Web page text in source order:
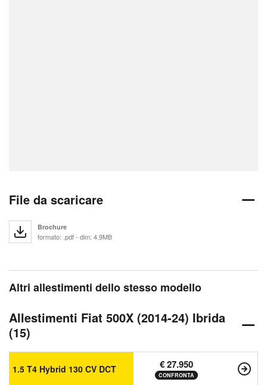
File da scaricare
Brochure
formato: .pdf - dim: 4.9MB
Altri allestimenti dello stesso modello
Allestimenti Fiat 500X (2014-24) Ibrida
(15)
1.5 T4 Hybrid 130 CV DCT € 27.950
CONFRONTA